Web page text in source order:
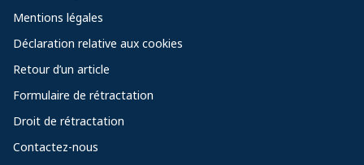
Mentions légales
Déclaration relative aux cookies
Retour d’un article
Formulaire de rétractation
Droit de rétractation
Contactez-nous